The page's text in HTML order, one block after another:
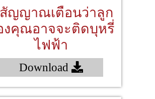
ญญาณเตือนว่าลูก
งคุณอาจจะติดบุหรี่
ไฟฟ้า
Download